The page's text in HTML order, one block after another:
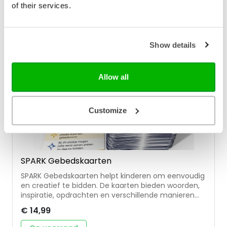
of their services.
Show details
Allow all
Customize
kinderen • geschikt voor kinderen vanaf 5 jaar
Vertalers Lize en Willemijn de Weerd zijn moeder en
psycholoog en Willemijn schrijfster en spreekster.
SPARK Gebedskaarten
SPARK Gebedskaarten helpt kinderen om eenvoudig
en creatief te bidden. De kaarten bieden woorden,
inspiratie, opdrachten en verschillende manieren
SPARK Gebedskaarten is de eerste set van de
nieuwe SPARK-serie. De kaartensets brengen
€ 14,99